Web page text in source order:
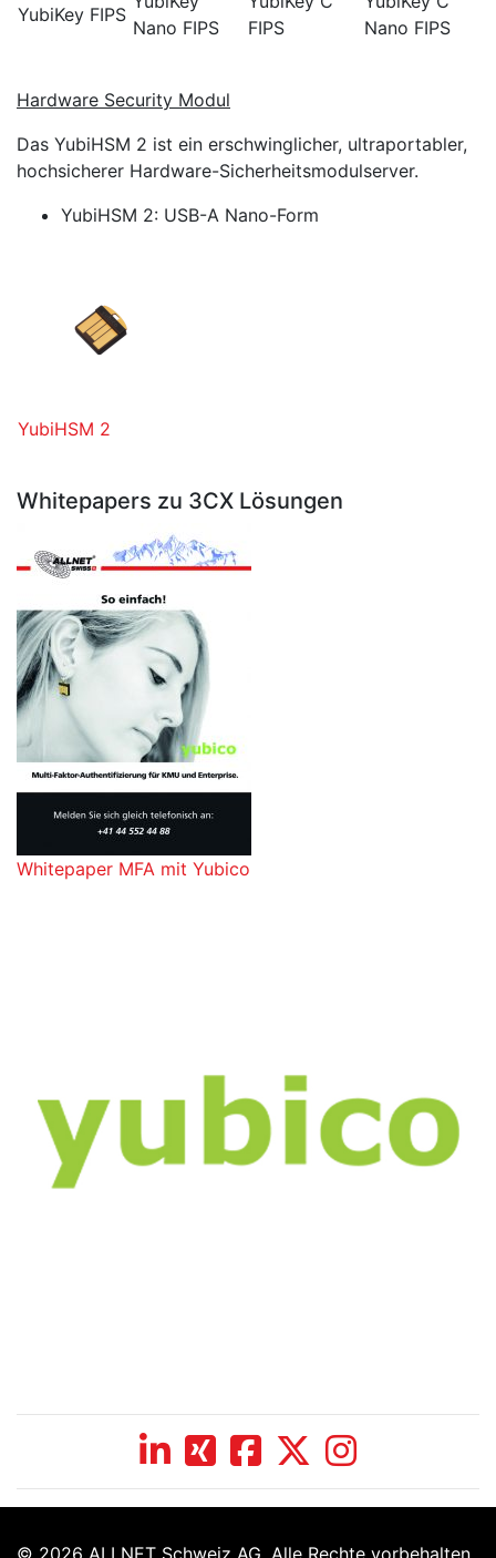
YubiKey FIPS
Nano FIPS
FIPS
Nano FIPS
Hardware Security Modul
Das YubiHSM 2 ist ein erschwinglicher, ultraportabler,
hochsicherer Hardware-Sicherheitsmodulserver.
YubiHSM 2: USB-A Nano-Form
YubiHSM 2
Whitepapers zu 3CX Lösungen
Whitepaper MFA mit Yubico
© 2026 ALLNET Schweiz AG. Alle Rechte vorbehalten.